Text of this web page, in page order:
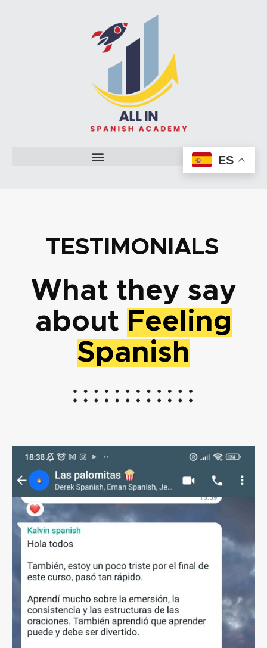
ES
TESTIMONIALS
What they say
about Feeling
Spanish